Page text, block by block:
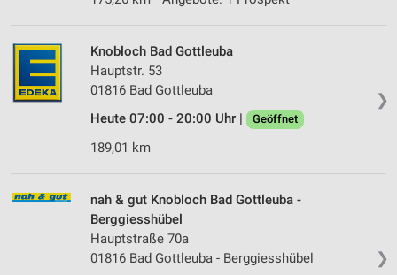
❯
Knobloch Bad Gottleuba
Hauptstr. 53
01816 Bad Gottleuba
Heute 07:00 - 20:00 Uhr |
Geöffnet
189,01 km
❯
nah & gut Knobloch Bad Gottleuba -
Berggiesshübel
Hauptstraße 70a
01816 Bad Gottleuba - Berggiesshübel